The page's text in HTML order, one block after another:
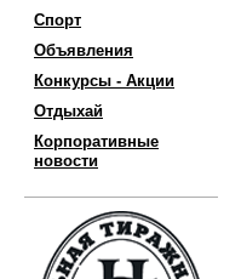
Спорт
Объявления
Конкурсы - Акции
Отдыхай
Корпоративные
новости